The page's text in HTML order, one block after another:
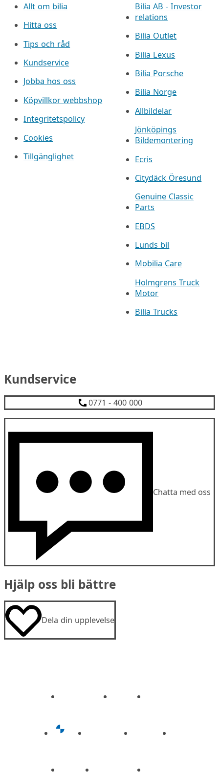
Allt om bilia
Hitta oss
Tips och råd
Kundservice
Jobba hos oss
Köpvillkor webbshop
Integritetspolicy
Cookies
Tillgänglighet
Bilia AB - Investor
relations
Bilia Outlet
Bilia Lexus
Bilia Porsche
Bilia Norge
Allbildelar
Jönköpings
Bildemontering
Ecris
Citydäck Öresund
Genuine Classic
Parts
EBDS
Lunds bil
Mobilia Care
Holmgrens Truck
Motor
Bilia Trucks
Kundservice
0771 - 400 000
Chatta med oss
Hjälp oss bli bättre
Dela din upplevelse